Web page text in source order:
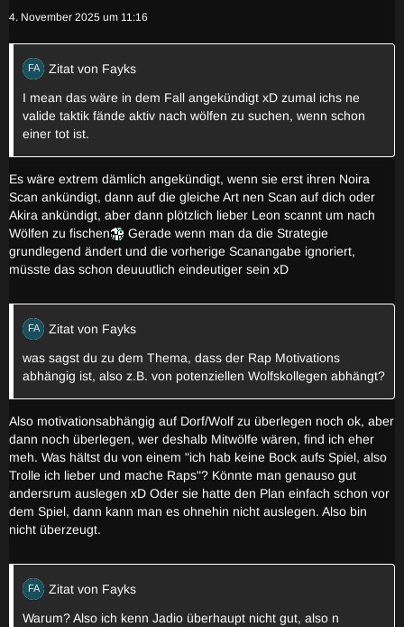
4. November 2025 um 11:16
Zitat von Fayks
I mean das wäre in dem Fall angekündigt xD zumal ichs ne
valide taktik fände aktiv nach wölfen zu suchen, wenn schon
einer tot ist.
Es wäre extrem dämlich angekündigt, wenn sie erst ihren Noira
Scan ankündigt, dann auf die gleiche Art nen Scan auf dich oder
Akira ankündigt, aber dann plötzlich lieber Leon scannt um nach
Wölfen zu fischen
Gerade wenn man da die Strategie
grundlegend ändert und die vorherige Scanangabe ignoriert,
müsste das schon deuuutlich eindeutiger sein xD
Zitat von Fayks
was sagst du zu dem Thema, dass der Rap Motivations
abhängig ist, also z.B. von potenziellen Wolfskollegen abhängt?
Also motivationsabhängig auf Dorf/Wolf zu überlegen noch ok, aber
dann noch überlegen, wer deshalb Mitwölfe wären, find ich eher
meh. Was hältst du von einem "ich hab keine Bock aufs Spiel, also
Trolle ich lieber und mache Raps"? Könnte man genauso gut
andersrum auslegen xD Oder sie hatte den Plan einfach schon vor
dem Spiel, dann kann man es ohnehin nicht auslegen. Also bin
nicht überzeugt.
Zitat von Fayks
Warum? Also ich kenn Jadio überhaupt nicht gut, also n